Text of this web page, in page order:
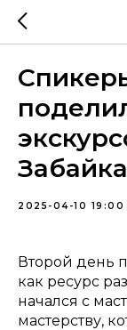
2025-04-10 19:00
Второй день
как ресурс
начался с
мастерству,